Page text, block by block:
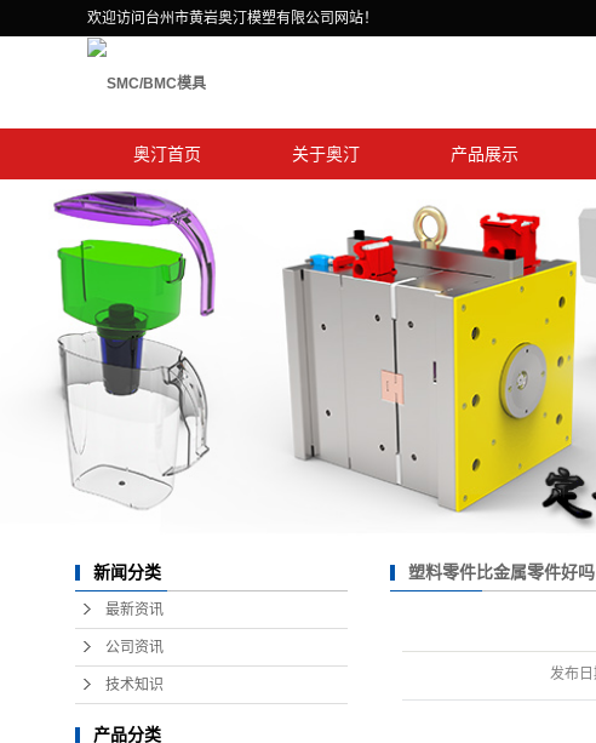
欢迎访问台州市黄岩奥汀模塑有限公司网站！
奥汀首页 关于奥汀 产品展示
新闻分类
最新资讯
公司资讯
技术知识
产品分类
塑料零件比金属零件好吗
发布日